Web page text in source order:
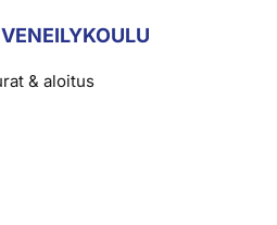
& aloitus